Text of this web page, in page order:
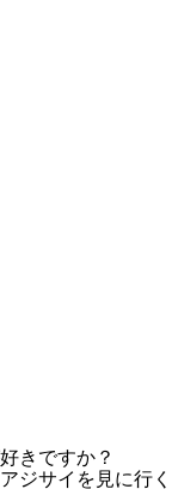
きですか？
ジサイを見に行く